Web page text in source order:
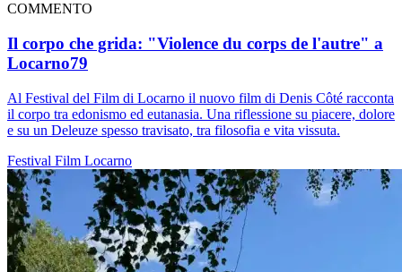
COMMENTO
Il corpo che grida: "Violence du corps de l'autre" a
Locarno79
Al Festival del Film di Locarno il nuovo film di Denis Côté racconta
il corpo tra edonismo ed eutanasia. Una riflessione su piacere, dolore
e su un Deleuze spesso travisato, tra filosofia e vita vissuta.
Festival Film Locarno